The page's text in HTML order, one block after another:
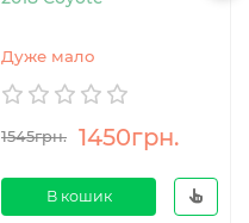
Дуже мало
1545грн. 1450грн.
В кошик